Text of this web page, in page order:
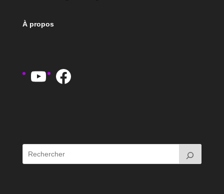
À propos
YouTube
Facebook